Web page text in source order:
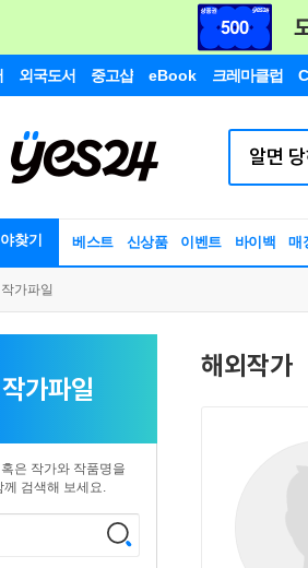
외국도서 중고샵 eBook 크레마클럽
찾기 베스트 신상품 이벤트 바이백 매
작가파일
작가파일
은 작가와 작품명을
께 검색해 보세요.
해외작가